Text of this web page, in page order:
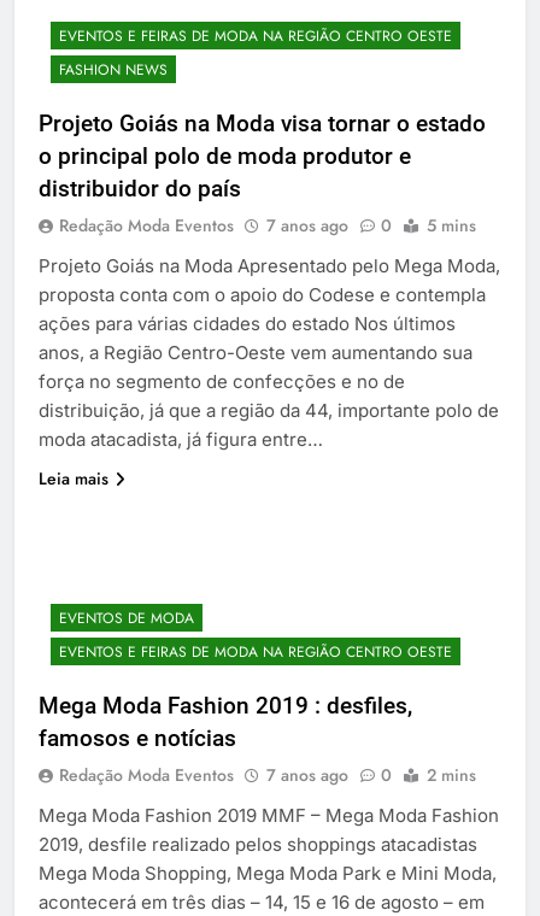
EVENTOS E FEIRAS DE MODA NA REGIÃO CENTRO OESTE
FASHION NEWS
Projeto Goiás na Moda visa tornar o estado
o principal polo de moda produtor e
distribuidor do país
Redação Moda Eventos 7 anos ago 0 5 mins
Projeto Goiás na Moda Apresentado pelo Mega Moda,
proposta conta com o apoio do Codese e contempla
ações para várias cidades do estado Nos últimos
anos, a Região Centro-Oeste vem aumentando sua
força no segmento de confecções e no de
distribuição, já que a região da 44, importante polo de
moda atacadista, já figura entre…
Leia mais
EVENTOS DE MODA
EVENTOS E FEIRAS DE MODA NA REGIÃO CENTRO OESTE
Mega Moda Fashion 2019 : desfiles,
famosos e notícias
Redação Moda Eventos 7 anos ago 0 2 mins
Mega Moda Fashion 2019 MMF – Mega Moda Fashion
2019, desfile realizado pelos shoppings atacadistas
Mega Moda Shopping, Mega Moda Park e Mini Moda,
acontecerá em três dias – 14, 15 e 16 de agosto – em